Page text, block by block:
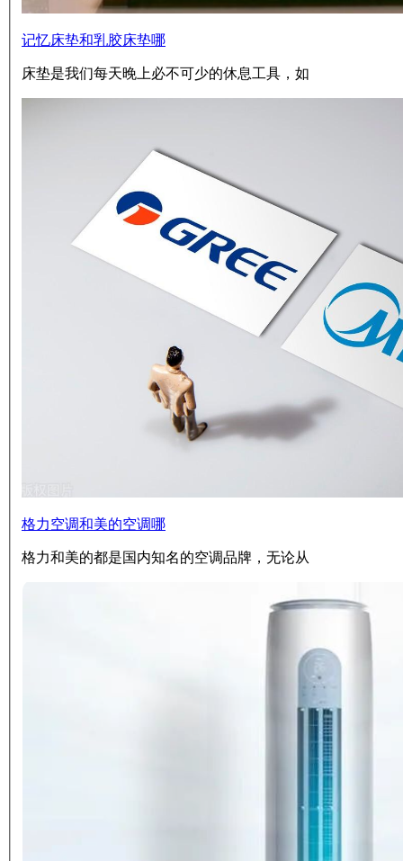
记忆床垫和乳胶床垫哪
床垫是我们每天晚上必不可少的休息工具，如
格力空调和美的空调哪
格力和美的都是国内知名的空调品牌，无论从